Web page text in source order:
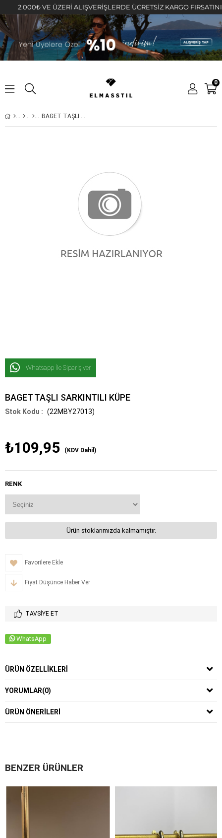
2.000₺ VE ÜZERİ ALIŞVERİŞLERDE ÜCRETSİZ KARGO FIRSATINI
0
BAGET TAŞLI SARKINTILI KÜPE
Whatsapp İle Sipariş ver
BAGET TAŞLI SARKINTILI KÜPE
(22MBY27013)
₺109,95 (KDV Dahil)
RENK
Ürün stoklarımızda kalmamıştır.
Favorilere Ekle
Fiyat Düşünce Haber Ver
TAVSIYE ET
WhatsApp
ÜRÜN ÖZELLIKLERI
YORUMLAR(0)
ÜRÜN ÖNERILERI
BENZER ÜRÜNLER